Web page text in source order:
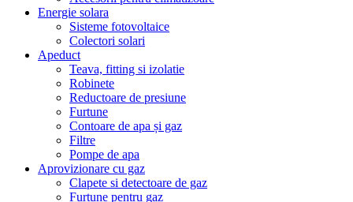
Energie solara
Sisteme fotovoltaice
Colectori solari
Apeduct
Teava, fitting si izolatie
Robinete
Reductoare de presiune
Furtune
Contoare de apa și gaz
Filtre
Pompe de apa
Aprovizionare cu gaz
Clapete si detectoare de gaz
Furtune pentru gaz